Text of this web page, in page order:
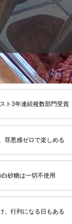
ト3年連続複数部門受賞
罪悪感ゼロで楽しめる
砂糖は一切不使用
、行列になる日もある